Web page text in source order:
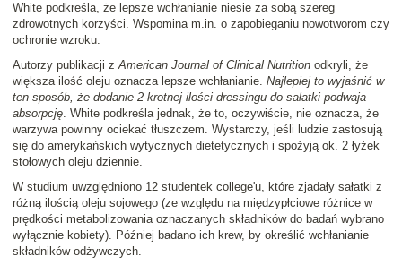
White podkreśla, że lepsze wchłanianie niesie za sobą szereg
zdrowotnych korzyści. Wspomina m.in. o zapobieganiu nowotworom czy
ochronie wzroku.
Autorzy publikacji zAmerican Journal of Clinical Nutrition odkryli, że
większa ilość oleju oznacza lepsze wchłanianie. Najlepiej to wyjaśnić w
ten sposób, że dodanie 2-krotnej ilości dressingu do sałatki podwaja
absorpcję. White podkreśla jednak, że to, oczywiście, nie oznacza, że
warzywa powinny ociekać tłuszczem. Wystarczy, jeśli ludzie zastosują
się do amerykańskich wytycznych dietetycznych i spożyją ok. 2 łyżek
stołowych oleju dziennie.
W studium uwzględniono 12 studentek college'u, które zjadały sałatki z
różną ilością oleju sojowego (ze względu na międzypłciowe różnice w
prędkości metabolizowania oznaczanych składników do badań wybrano
wyłącznie kobiety). Później badano ich krew, by określić wchłanianie
składników odżywczych.